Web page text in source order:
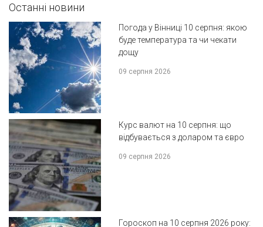
Останні новини
Погода у Вінниці 10 серпня: якою
буде температура та чи чекати
дощу
09 серпня 2026
Курс валют на 10 серпня: що
відбувається з доларом та євро
09 серпня 2026
Гороскоп на 10 серпня 2026 року: